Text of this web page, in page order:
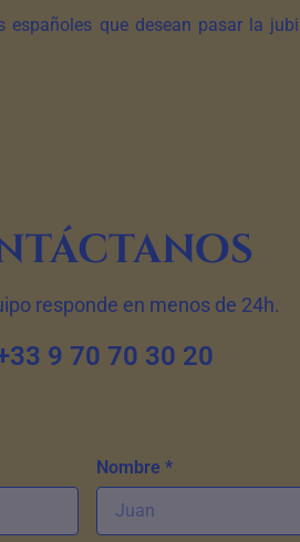
que desean pasar la
responde en menos de 24h.
9 70 70 30 20
Nombre *